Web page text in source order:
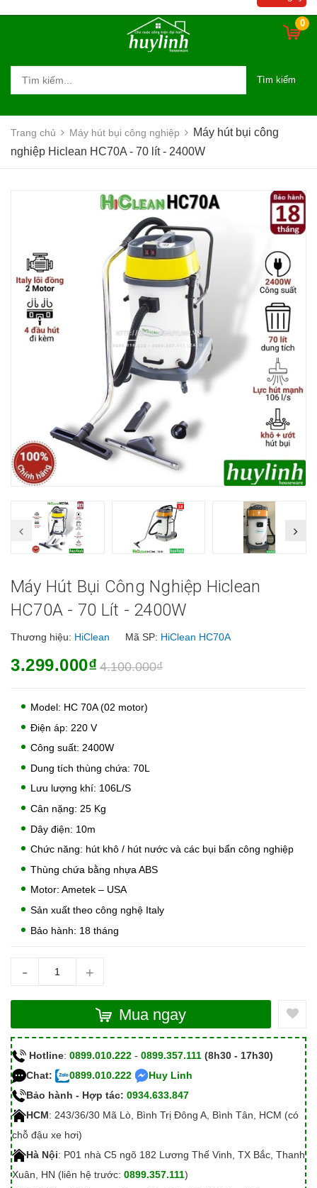
0
Tìm kiếm
Trang chủ Máy hút bụi công nghiệp
Máy hút bụi công
nghiệp Hiclean HC70A - 70 lít - 2400W
Máy Hút Bụi Công Nghiệp Hiclean
HC70A - 70 Lít - 2400W
Thương hiệu: HiClean Mã SP: HiClean HC70A
3.299.000₫ 4.100.000₫
Model: HC 70A (02 motor)
Điện áp: 220 V
Công suất: 2400W
Dung tích thùng chứa: 70L
Lưu lượng khí: 106L/S
Cân nặng: 25 Kg
Dây điện: 10m
Chức năng: hút khô / hút nước và các bụi bẩn công nghiệp
Thùng chứa bằng nhựa ABS
Motor: Ametek – USA
Sản xuất theo công nghệ Italy
Bảo hành: 18 tháng
- +
Mua ngay
Hotline: 0899.010.222 - 0899.357.111 (8h30 - 17h30)
Chat:
0899.010.222
Huy Linh
Bảo hành - Hợp tác: 0934.633.847
HCM: 243/36/30 Mã Lò, Bình Trị Đông A, Bình Tân, HCM (có
chỗ đậu xe hơi)
Hà Nội: P01 nhà C5 ngõ 182 Lương Thế Vinh, TX Bắc, Thanh
Xuân, HN (liên hệ trước: 0899.357.111)